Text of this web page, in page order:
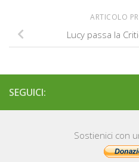
ARTICOLO
Lucy passa la
SEGUICI:
Sostienici con